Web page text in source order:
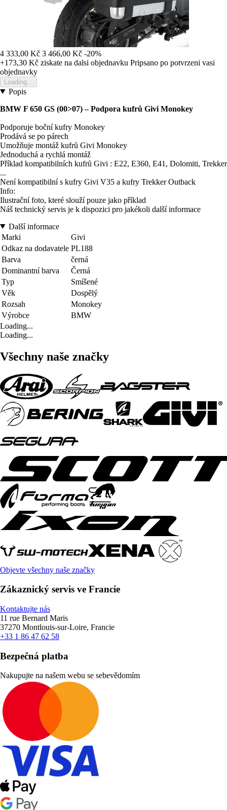
4 333,00 Kč 3 466,00 Kč -20%
+173,30 Kč ziskate na dalsi objednavku Pripsano po potvrzeni vasi
objednavky
Loading...
Popis
BMW F 650 GS (00>07) – Podpora kufrů Givi Monokey
Podporuje boční kufry Monokey
Prodává se po párech
Umožňuje montáž kufrů Givi Monokey
Jednoduchá a rychlá montáž
Příklad kompatibilních kufrů Givi : E22, E360, E41, Dolomiti, Trekker
...
Není kompatibilní s kufry Givi V35 a kufry Trekker Outback
Info:
Ilustrační foto, které slouží pouze jako příklad
Náš technický servis je k dispozici pro jakékoli další informace
Další informace
Marki
Givi
Odkaz na dodavatele PL188
Barva
černá
Dominantní barva
Černá
Typ
Smíšené
Věk
Dospělý
Rozsah
Monokey
Výrobce
BMW
Loading...
Loading...
Všechny naše značky
Objevte všechny naše značky
Zákaznický servis ve Francie
Kontaktujte nás
11 rue Bernard Maris
37270 Montlouis-sur-Loire, Francie
+33 1 86 47 62 58
Bezpečná platba
Nakupujte na našem webu se sebevědomím